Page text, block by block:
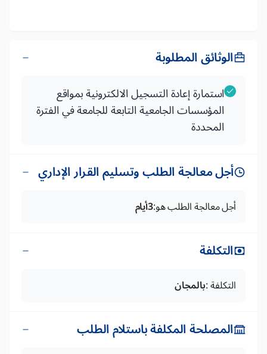
الوثائق المطلوبة
استمارة إعادة التسجيل الالكترونية بمواقع
المؤسسات الجامعية التابعة للجامعة في الفترة
المحددة
أجل معالجة الطلب وتسليم القرار الإداري
أجل معالجة الطلب هو:3أيام
التكلفة
التكلفة :بالمجان
المصلحة المكلفة باستلام الطلب